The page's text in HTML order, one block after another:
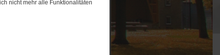
nicht mehr alle Funktionalitäten